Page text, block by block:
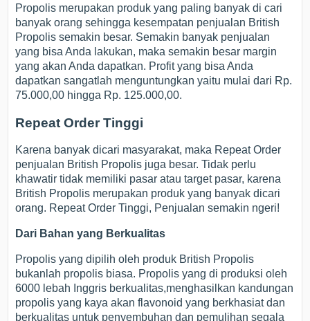
Propolis merupakan produk yang paling banyak di cari
banyak orang sehingga kesempatan penjualan British
Propolis semakin besar. Semakin banyak penjualan
yang bisa Anda lakukan, maka semakin besar margin
yang akan Anda dapatkan. Profit yang bisa Anda
dapatkan sangatlah menguntungkan yaitu mulai dari Rp.
75.000,00 hingga Rp. 125.000,00.
Repeat Order Tinggi
Karena banyak dicari masyarakat, maka Repeat Order
penjualan British Propolis juga besar. Tidak perlu
khawatir tidak memiliki pasar atau target pasar, karena
British Propolis merupakan produk yang banyak dicari
orang. Repeat Order Tinggi, Penjualan semakin ngeri!
Dari Bahan yang Berkualitas
Propolis yang dipilih oleh produk British Propolis
bukanlah propolis biasa. Propolis yang di produksi oleh
6000 lebah Inggris berkualitas,menghasilkan kandungan
propolis yang kaya akan flavonoid yang berkhasiat dan
berkualitas untuk penyembuhan dan pemulihan segala